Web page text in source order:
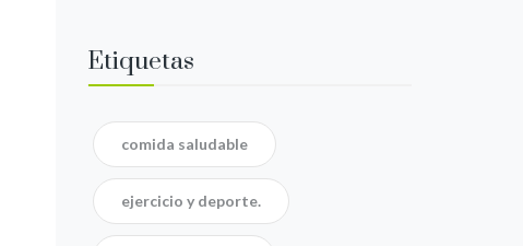
Etiquetas
comida saludable
ejercicio y deporte.